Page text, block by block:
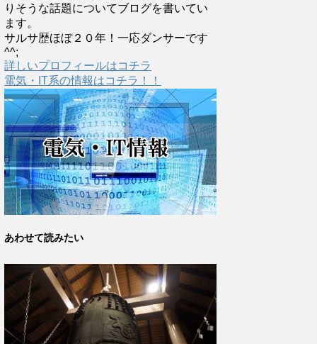
りそうな話題についてブログを書いてい
ます。
サルサ歴ほぼ２０年！一応ダンサーです
^^;
詳しいプロフィールはコチラ
電気・IT系の情報はコチラ！！
あわせて読みたい